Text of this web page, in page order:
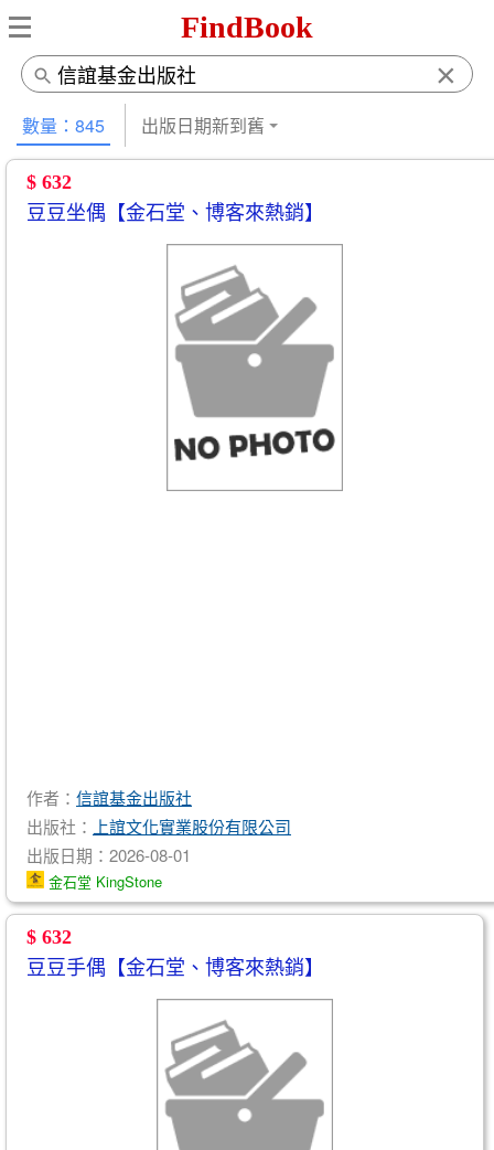
FindBook
×
數量：845 出版日期新到舊
$ 632
豆豆坐偶【金石堂、博客來熱銷】
作者： 信誼基金出版社
出版社： 上誼文化實業股份有限公司
出版日期：2026-08-01
金石堂 KingStone
$ 632
豆豆手偶【金石堂、博客來熱銷】